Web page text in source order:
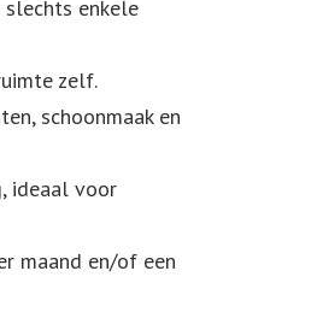
slechts enkele
zelf.
schoonmaak en
ideaal voor
maand en/of een